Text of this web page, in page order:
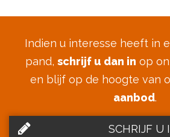
Indien u interesse heeft in
pand, schrijf u dan in op
en blijf op de hoogte van
aanbod.
SCHRIJF U